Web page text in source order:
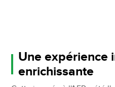
Une expérience
enrichissante